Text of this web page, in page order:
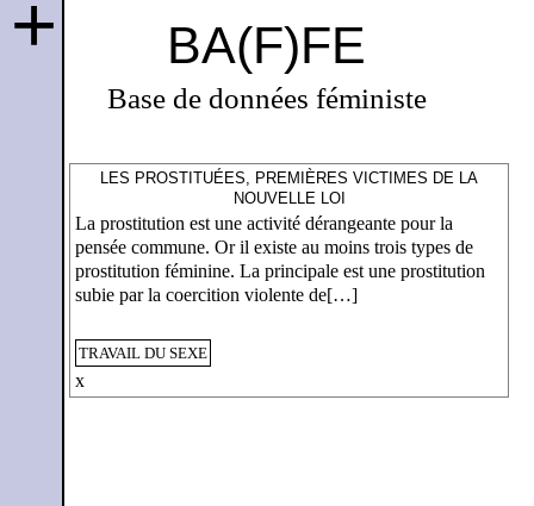
BA(F)FE
Base de données féministe
+
LES PROSTITUÉES, PREMIÈRES VICTIMES DE LA
NOUVELLE LOI
La prostitution est une activité dérangeante pour la
pensée commune. Or il existe au moins trois types de
prostitution féminine. La principale est une prostitution
subie par la coercition violente de[…]
TRAVAIL DU SEXE
x